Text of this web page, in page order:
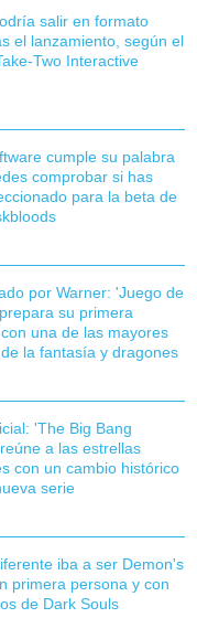
salir en formato
el lanzamiento, según el
Two Interactive
cumple su palabra
comprobar si has
para la beta de
por Warner: 'Juego de
su primera
una de las mayores
la fantasía y dragones
'The Big Bang
a las estrellas
con un cambio histórico
serie
iba a ser Demon's
primera persona y con
de Dark Souls